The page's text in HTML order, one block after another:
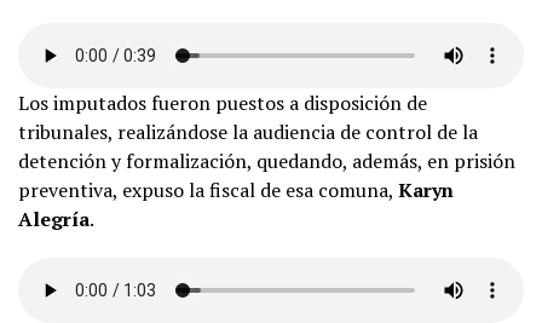
Los imputados fueron puestos a disposición de
tribunales, realizándose la audiencia de control de la
detención y formalización, quedando, además, en prisión
preventiva, expuso la fiscal de esa comuna, Karyn
Alegría.